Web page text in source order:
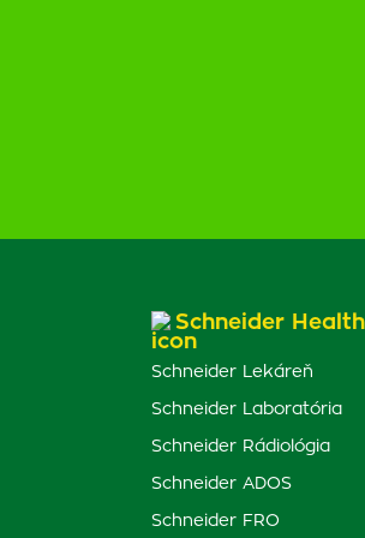
Schneider
Schneider Lekáreň
Schneider Laboratória
Schneider Rádiológia
Schneider ADOS
Schneider FRO